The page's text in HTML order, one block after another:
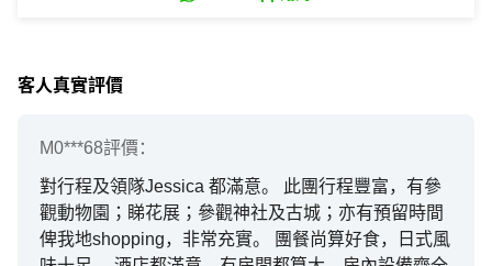
客人真實評價
M0***68評價：
對行程及領隊Jessica 都滿意。 此團行程豐富，有參
觀動物園；睇花展；參觀神社及古城；亦有預留時間
俾我地shopping，非常充實。 團餐尚算好食，日式風